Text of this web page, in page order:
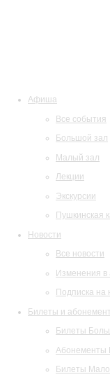
Афиша
Все события
Большой зал
Малый зал
Лекции
Экскурсии
Пушкинская
Новости
Все новости
Изменения
Подписка на
Билеты и
Билеты
Абонементы
Билеты